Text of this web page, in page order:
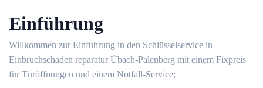
Einführung
Willkommen zur Einführung in den Schlüsselservice in
Einbruchschaden reparatur Übach-Palenberg mit einem Fixpreis
für Türöffnungen und einem Notfall-Service;